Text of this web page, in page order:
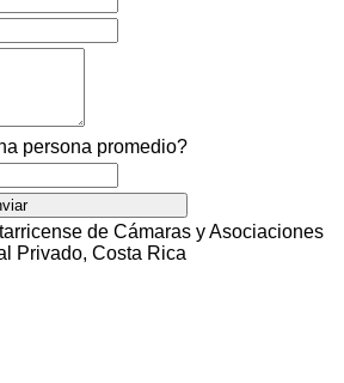
persona promedio?
de Cámaras y Asociaciones
Privado, Costa Rica